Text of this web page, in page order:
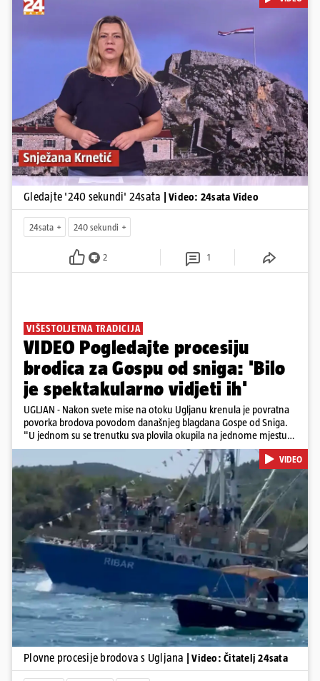
Andreja Plenkovića u Kninu. Donosimo i detalje o većim
braniteljskim mirovinama, apelu obitelji Hrvata u komi u Irskoj,
upozorenjima nakon nove tragedije na električnom romobilu te
smanjenju proizvodnje u nuklearnoj elektrani Krško.
Pokretanje videa...
Gledajte '240 sekundi' 24sata | Video: 24sata Video
24sata 240 sekundi
2 1
VIŠESTOLJETNA TRADICIJA
VIDEO Pogledajte procesiju
brodica za Gospu od sniga: 'Bilo
je spektakularno vidjeti ih'
UGLJAN - Nakon svete mise na otoku Ugljanu krenula je povratna
povorka brodova povodom današnjeg blagdana Gospe od Sniga.
"U jednom su se trenutku sva plovila okupila na jednome mjestu
te sinkronizirano kružila sljedećih deset minuta, što je izgledalo
spektakularno", kazala nam je čitateljica koja je snimila povorku.
Posebno atraktivan prizor bio je, kako je rekla, kada su se pojedini
sudionici popeli na vrhove brodova i mahali upaljenim bakljama.
Na nekim su brodovima bili svirači, što je dodatno pridonijelo
živosti prizora. Riječ je o višestoljetnoj tradiciji, koja se neprekidno
održava od 1514. godine. U sklopu proslave održat će se i
tradicionalna Kukljiška fešta, koja će započeti u popodnevnim
satima s tradicionalnim dalmatinskim igrama.
Pokretanje videa...
VIDEO
Plovne procesije brodova s Ugljana | Video: Čitatelj 24sata